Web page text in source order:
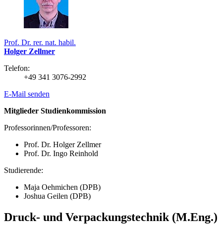
Prof. Dr. rer. nat. habil.
Holger Zellmer
Telefon:
+49 341 3076-2992
E-Mail senden
Mitglieder Studienkommission
Professorinnen/Professoren:
Prof. Dr. Holger Zellmer
Prof. Dr. Ingo Reinhold
Studierende:
Maja Oehmichen (DPB)
Joshua Geilen (DPB)
Druck- und Verpackungstechnik (M.Eng.)